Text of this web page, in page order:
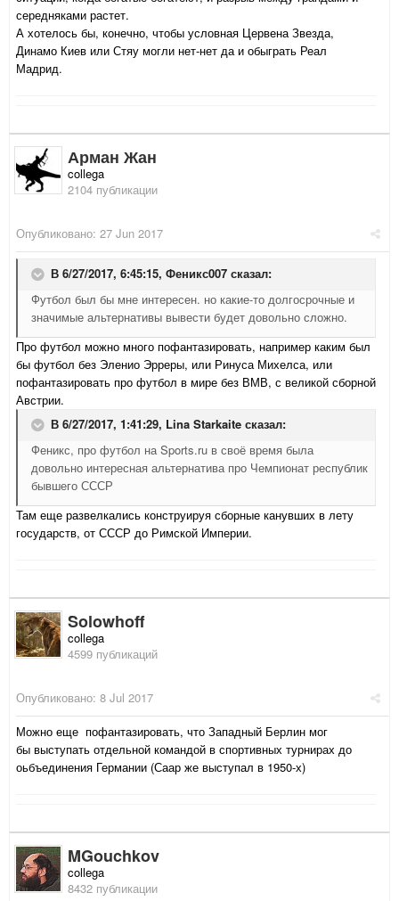
середняками растет.
А хотелось бы, конечно, чтобы условная Цервена Звезда,
Динамо Киев или Стяу могли нет-нет да и обыграть Реал
Мадрид.
Арман Жан
collega
2104 публикации
Опубликовано: 27 Jun 2017
В 6/27/2017, 6:45:15, Феникс007 сказал:
Футбол был бы мне интересен. но какие-то долгосрочные и
значимые альтернативы вывести будет довольно сложно.
Про футбол можно много пофантазировать, например каким был
бы футбол без Эленио Эрреры, или Ринуса Михелса, или
пофантазировать про футбол в мире без ВМВ, с великой сборной
Австрии.
В 6/27/2017, 1:41:29, Lina Starkaite сказал:
Феникс, про футбол на Sports.ru в своё время была
довольно интересная альтернатива про Чемпионат республик
бывшего СССР
Там еще развелкались конструируя сборные канувших в лету
государств, от СССР до Римской Империи.
Solowhoff
collega
4599 публикаций
Опубликовано: 8 Jul 2017
Можно еще пофантазировать, что Западный Берлин мог
бы выступать отдельной командой в спортивных турнирах до
оьбъединения Германии (Саар же выступал в 1950-х)
MGouchkov
collega
8432 публикации